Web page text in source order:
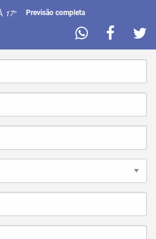
17° Previsão completa